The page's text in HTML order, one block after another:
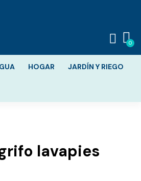
HOGAR JARDÍN Y RIEGO
lavapies